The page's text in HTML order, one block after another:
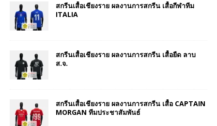
สกรีนเสื้อเชียงราย ผลงานการสกรีน เสื้อกีฬาทีม
ITALIA
สกรีนเสื้อเชียงราย ผลงานการสกรีน เสื้อยืด ลาบ
ส.จ.
สกรีนเสื้อเชียงราย ผลงานการสกรีน เสื้อ CAPTAIN
MORGAN ทีมประชาสัมพันธ์